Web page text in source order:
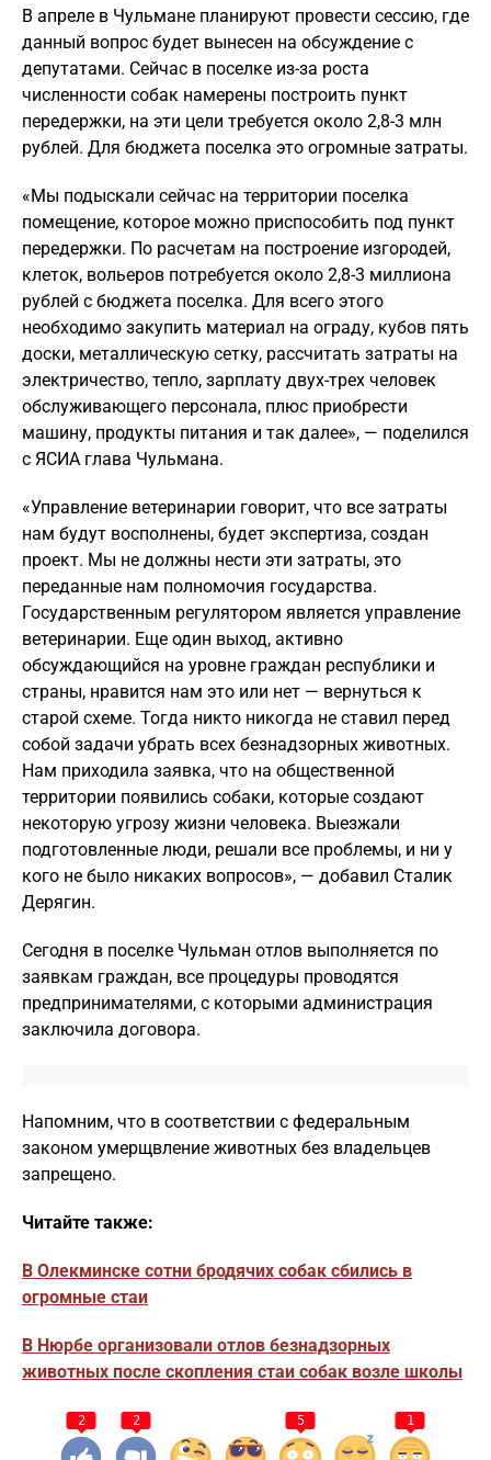
В апреле в Чульмане планируют провести сессию, где
данный вопрос будет вынесен на обсуждение с
депутатами. Сейчас в поселке из-за роста
численности собак намерены построить пункт
передержки, на эти цели требуется около 2,8-3 млн
рублей. Для бюджета поселка это огромные затраты.
«Мы подыскали сейчас на территории поселка
помещение, которое можно приспособить под пункт
передержки. По расчетам на построение изгородей,
клеток, вольеров потребуется около 2,8-3 миллиона
рублей с бюджета поселка. Для всего этого
необходимо закупить материал на ограду, кубов пять
доски, металлическую сетку, рассчитать затраты на
электричество, тепло, зарплату двух-трех человек
обслуживающего персонала, плюс приобрести
машину, продукты питания и так далее», — поделился
с ЯСИА глава Чульмана.
«Управление ветеринарии говорит, что все затраты
нам будут восполнены, будет экспертиза, создан
проект. Мы не должны нести эти затраты, это
переданные нам полномочия государства.
Государственным регулятором является управление
ветеринарии. Еще один выход, активно
обсуждающийся на уровне граждан республики и
страны, нравится нам это или нет — вернуться к
старой схеме. Тогда никто никогда не ставил перед
собой задачи убрать всех безнадзорных животных.
Нам приходила заявка, что на общественной
территории появились собаки, которые создают
некоторую угрозу жизни человека. Выезжали
подготовленные люди, решали все проблемы, и ни у
кого не было никаких вопросов», — добавил Сталик
Дерягин.
Сегодня в поселке Чульман отлов выполняется по
заявкам граждан, все процедуры проводятся
предпринимателями, с которыми администрация
заключила договора.
Напомним, что в соответствии с федеральным
законом умерщвление животных без владельцев
запрещено.
Читайте также:
В Олекминске сотни бродячих собак сбились в
огромные стаи
В Нюрбе организовали отлов безнадзорных
животных после скопления стаи собак возле школы
2 2 5 1